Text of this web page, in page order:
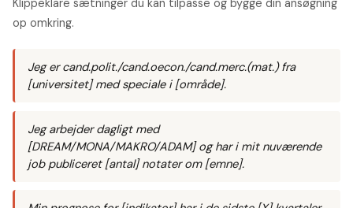
Klippeklare sætninger du kan tilpasse og bygge din ansøgning
op omkring.
Jeg er cand.polit./cand.oecon./cand.merc.(mat.) fra
[universitet] med speciale i [område].
Jeg arbejder dagligt med
[DREAM/MONA/MAKRO/ADAM] og har i mit nuværende
job publiceret [antal] notater om [emne].